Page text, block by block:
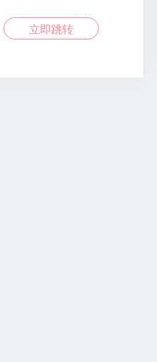
立即跳转